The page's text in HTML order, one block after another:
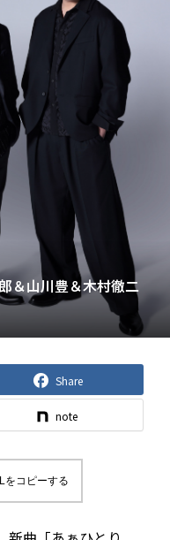
＆山川豊＆木村徹二
Share
note
をコピーする